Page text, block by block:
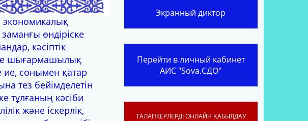
заманғы өндіріске
кәсіптік
шығармашылық
ие, сонымен қатар
тез бейімделетін
тұлғаның кәсіби
және іскерлік,
Экранный диктор
Перейти в личный кабинет
АИС "Sova.СДО"
ТАЛАПКЕРЛЕРДІ ОНЛАЙН ҚАБЫЛДАУ